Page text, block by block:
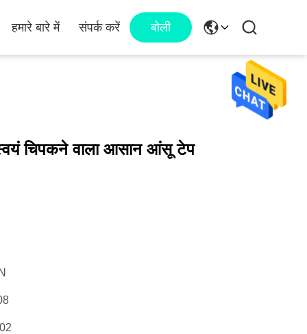
हमारे बारे में संपर्क करें बोली
चिपकने वाला आसान आंसू टेप